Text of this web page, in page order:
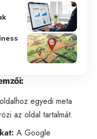
egyedi meta
az oldal tartalmát.
A Google